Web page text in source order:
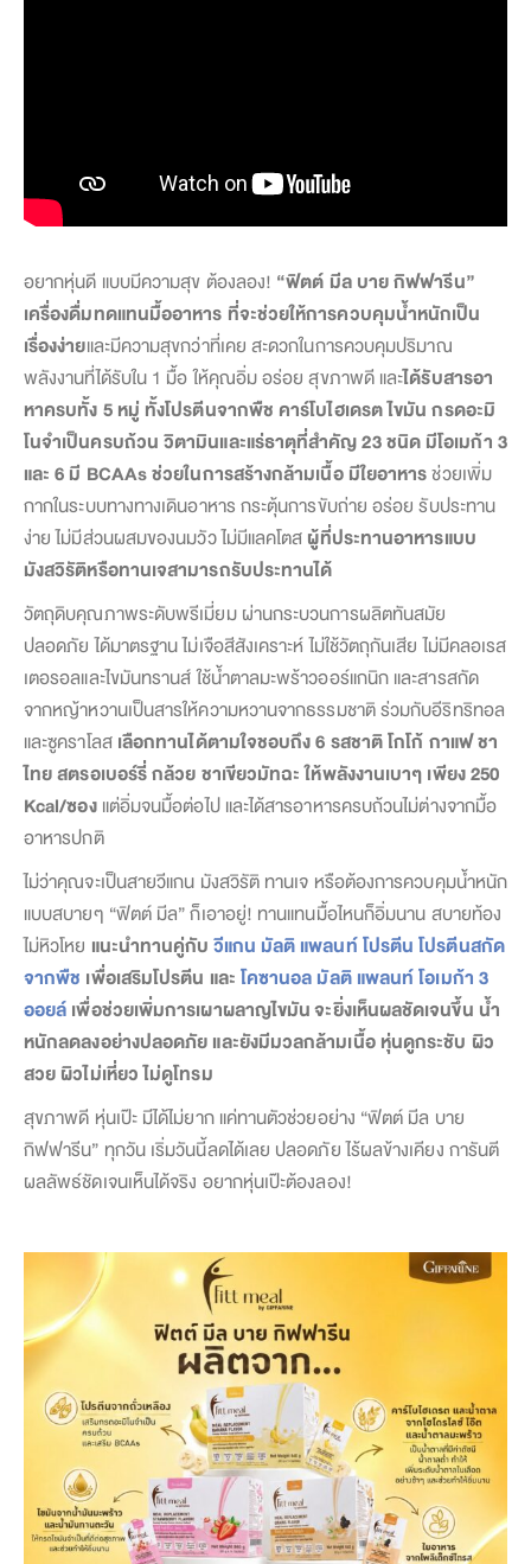
อยากหุ่นดี แบบมีความสุข ต้องลอง! “ฟิตต์ มีล บาย กิฟฟารีน”
เครื่องดื่มทดแทนมื้ออาหาร ที่จะช่วยให้การควบคุมน้ำหนักเป็น
เรื่องง่ายและมีความสุขกว่าที่เคย สะดวกในการควบคุมปริมาณ
พลังงานที่ได้รับใน 1 มื้อ ให้คุณอิ่ม อร่อย สุขภาพดี และได้รับสารอา
หาครบทั้ง 5 หมู่ ทั้งโปรตีนจากพืช คาร์โบไฮเดรต ไขมัน กรดอะมิ
โนจำเป็นครบถ้วน วิตามินและแร่ธาตุที่สำคัญ 23 ชนิด มีโอเมก้า 3
และ 6 มี BCAAs ช่วยในการสร้างกล้ามเนื้อ มีใยอาหารช่วยเพิ่ม
กากในระบบทางทางเดินอาหาร กระตุ้นการขับถ่าย อร่อย รับประทาน
ง่าย ไม่มีส่วนผสมของนมวัว ไม่มีแลคโตส ผู้ที่ประทานอาหารแบบ
มังสวิรัติหรือทานเจสามารถรับประทานได้
วัตถุดิบคุณภาพระดับพรีเมี่ยม ผ่านกระบวนการผลิตทันสมัย
ปลอดภัย ได้มาตรฐาน ไม่เจือสีสังเคราะห์ ไม่ใช้วัตถุกันเสีย ไม่มีคลอเรส
เตอรอลและไขมันทรานส์ ใช้น้ำตาลมะพร้าวออร์แกนิก และสารสกัด
จากหญ้าหวานเป็นสารให้ความหวานจากธรรมชาติ ร่วมกับอีริทริทอล
และซูคราโลส เลือกทานได้ตามใจชอบถึง 6 รสชาติ โกโก้ กาแฟ ชา
ไทย สตรอเบอร์รี่ กล้วย ชาเขียวมัทฉะ ให้พลังงานเบาๆ เพียง 250
Kcal/ซองแต่อิ่มจนมื้อต่อไป และได้สารอาหารครบถ้วนไม่ต่างจากมื้อ
อาหารปกติ
ไม่ว่าคุณจะเป็นสายวีแกน มังสวิรัติ ทานเจ หรือต้องการควบคุมน้ำหนัก
แบบสบายๆ “ฟิตต์ มีล” ก็เอาอยู่! ทานแทนมื้อไหนก็อิ่มนาน สบายท้อง
ไม่หิวโหย แนะนำทานคู่กับ วีแกน มัลติ แพลนท์ โปรตีน โปรตีนสกัด
จากพืช เพื่อเสริมโปรตีน และ โคซานอล มัลติ แพลนท์ โอเมก้า 3
ออยล์ เพื่อช่วยเพิ่มการเผาผลาญไขมันจะยิ่งเห็นผลชัดเจนขึ้น น้ำ
หนักลดลงอย่างปลอดภัย และยังมีมวลกล้ามเนื้อ หุ่นดูกระชับ ผิว
สวย ผิวไม่เหี่ยว ไม่ดูโทรม
สุขภาพดี หุ่นเป๊ะ มีได้ไม่ยาก แค่ทานตัวช่วยอย่าง “ฟิตต์ มีล บาย
กิฟฟารีน” ทุกวัน เริ่มวันนี้ลดได้เลย ปลอดภัย ไร้ผลข้างเคียง การันตี
ผลลัพธ์ชัดเจนเห็นได้จริง อยากหุ่นเป๊ะต้องลอง!